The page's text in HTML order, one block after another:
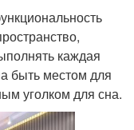
каждая
быть местом для
уголком для сна.